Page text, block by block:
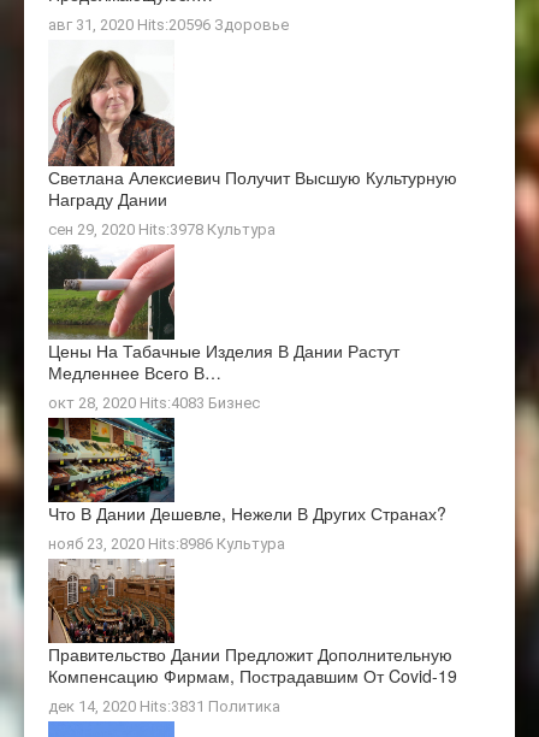
авг 31, 2020 Hits:20596 Здоровье
Светлана Алексиевич Получит Высшую Культурную
Награду Дании
сен 29, 2020 Hits:3978 Культура
Цены На Табачные Изделия В Дании Растут
Медленнее Всего В…
окт 28, 2020 Hits:4083 Бизнес
Что В Дании Дешевле, Нежели В Других Странах?
нояб 23, 2020 Hits:8986 Культура
Правительство Дании Предложит Дополнительную
Компенсацию Фирмам, Пострадавшим От Covid-19
дек 14, 2020 Hits:3831 Политика